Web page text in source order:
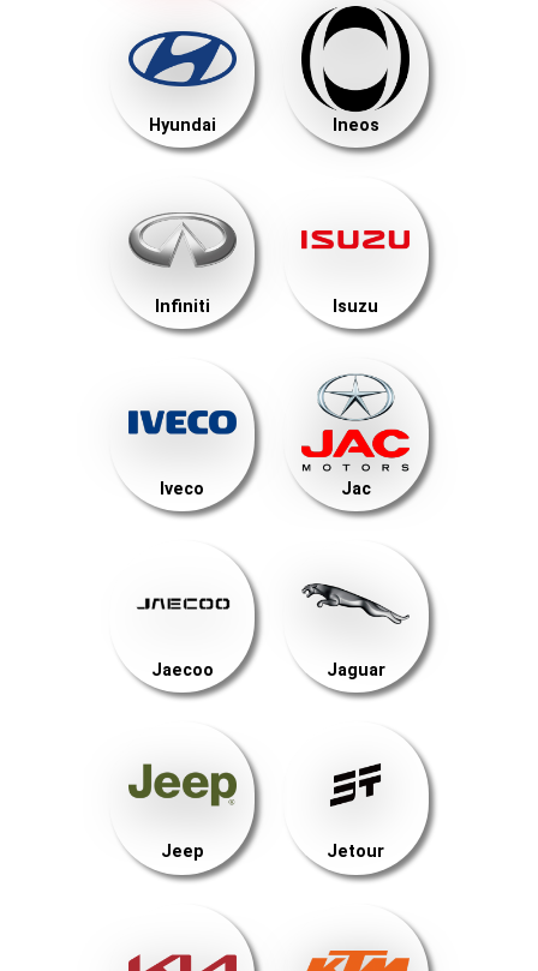
Hyundai Ineos
Infiniti Isuzu
Iveco Jac
Jaecoo Jaguar
Jeep Jetour